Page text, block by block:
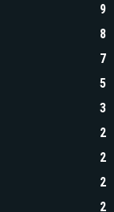
9
8
7
5
3
2
2
2
2